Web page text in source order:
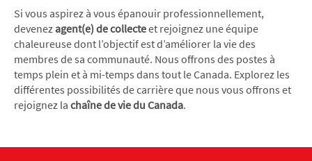
Si vous aspirez à vous épanouir professionnellement,
devenezagent(e) de collecteet rejoignez une équipe
chaleureuse dont l’objectif est d’améliorer la vie des
membres de sa communauté. Nous offrons des postes à
temps plein et à mi-temps dans tout le Canada. Explorez les
différentes possibilités de carrière que nous vous offrons et
rejoignez la chaîne de vie du Canada.